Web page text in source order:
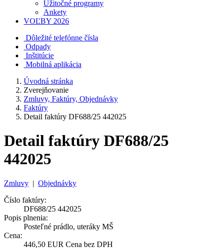
Užitočné programy
Ankety
VOĽBY 2026
Dôležité telefónne čísla
Odpady
Inštitúcie
Mobilná aplikácia
Úvodná stránka
Zverejňovanie
Zmluvy, Faktúry, Objednávky
Faktúry
Detail faktúry DF688/25 442025
Detail faktúry DF688/25
442025
Zmluvy | Objednávky
Číslo faktúry:
DF688/25 442025
Popis plnenia:
Posteľné prádlo, uteráky MŠ
Cena:
446,50 EUR Cena bez DPH